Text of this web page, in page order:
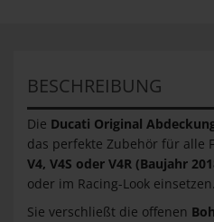
BESCHREIBUNG
Die Ducati Original
das perfekte Zubehör für alle
V4, V4S oder V4R (Baujahr
oder im Racing-Look einsetzen.
Sie verschließt die offenen